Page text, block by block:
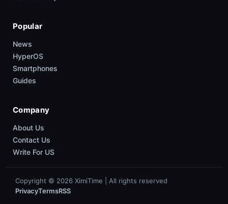
Popular
News
HyperOS
Smartphones
Guides
Company
About Us
Contact Us
Write For US
Copyright © 2026 XimiTime | All rights reserved
PrivacyTermsRSS